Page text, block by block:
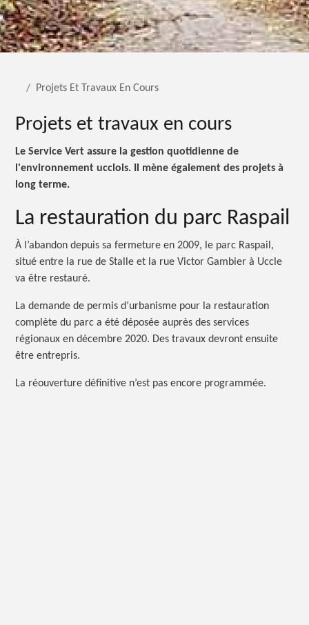
Projets Et Travaux En Cours
Projets et travaux en cours
Le Service Vert assure la gestion quotidienne de
l'environnement ucclois. Il mène également des projets à
long terme.
La restauration du parc Raspail
À l’abandon depuis sa fermeture en 2009, le parc Raspail,
situé entre la rue de Stalle et la rue Victor Gambier à Uccle
va être restauré.
La demande de permis d’urbanisme pour la restauration
complète du parc a été déposée auprès des services
régionaux en décembre 2020. Des travaux devront ensuite
être entrepris.
La réouverture définitive n’est pas encore programmée.